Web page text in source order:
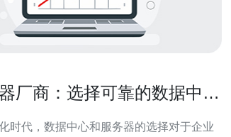
厂商：选择可靠的数据中心
时代，数据中心和服务器的选择对于企业